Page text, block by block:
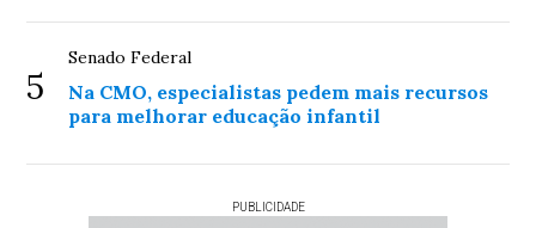
5
Senado Federal
Na CMO, especialistas pedem mais recursos
para melhorar educação infantil
PUBLICIDADE